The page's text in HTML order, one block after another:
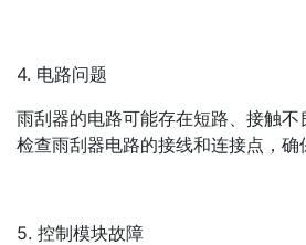
4. 电路问题
雨刮器的电路可能存在短路、接触不
检查雨刮器电路的接线和连接点，确
5. 控制模块故障